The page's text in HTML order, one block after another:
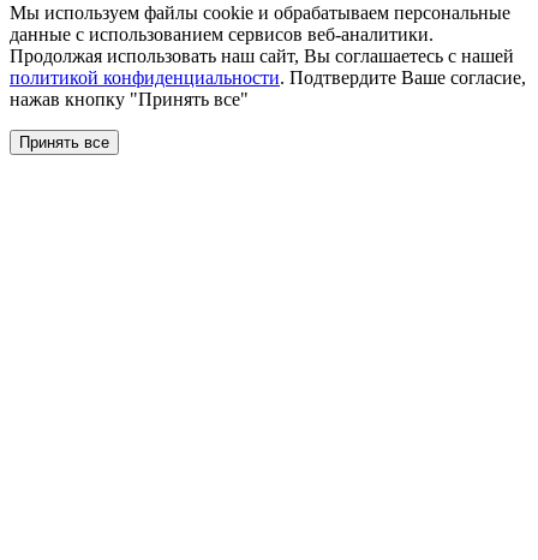
Мы используем файлы сookie и обрабатываем персональные
данные с использованием сервисов веб-аналитики.
Продолжая использовать наш сайт, Вы соглашаетесь с нашей
политикой конфиденциальности. Подтвердите Ваше согласие,
нажав кнопку "Принять все"
Принять все